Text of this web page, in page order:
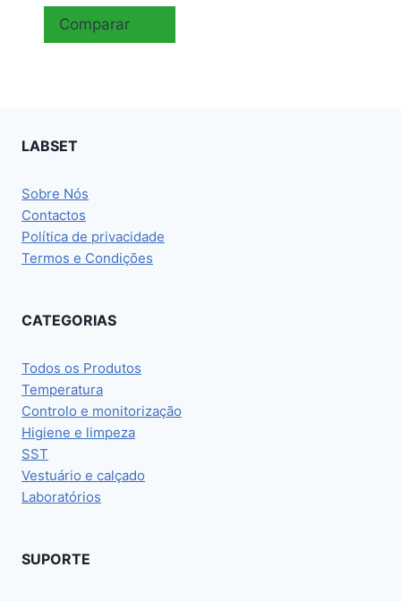
Comparar
LABSET
Sobre Nós
Contactos
Política de privacidade
Termos e Condições
CATEGORIAS
Todos os Produtos
Temperatura
Controlo e monitorização
Higiene e limpeza
SST
Vestuário e calçado
Laboratórios
SUPORTE